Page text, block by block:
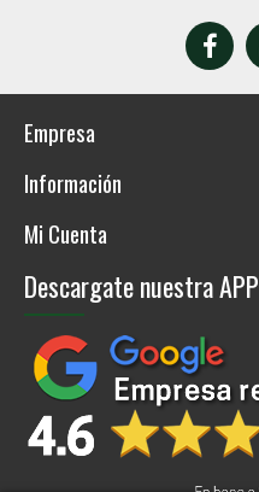
Empresa
Información
Mi Cuenta
Descargate nuestra APP